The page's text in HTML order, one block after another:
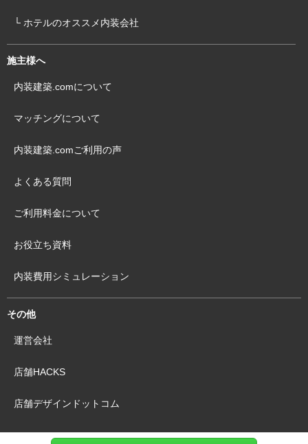
└ ホテルのオススメ内装会社
施主様へ
内装建築.comについて
マッチングについて
内装建築.comご利用の声
よくある質問
ご利用料金について
お役立ち資料
内装費用シミュレーション
その他
運営会社
店舗HACKS
店舗デザインドットコム